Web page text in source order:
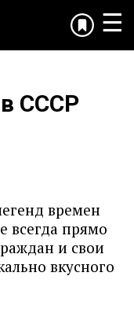
☰
СССР
времен
всегда прямо
и свои
вкусного